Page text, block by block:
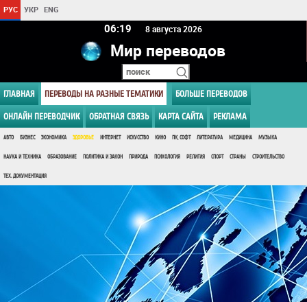
РУС УКР ENG
06 19 8 августа 2026
Мир переводов
ГЛАВНАЯ ПЕРЕВОДЫ НА РАЗНЫЕ ТЕМАТИКИ БОЛЬШЕ ПЕРЕВОДОВ
ОНЛАЙН ПЕРЕВОДЧИК ОБРАТНАЯ СВЯЗЬ КАРТА САЙТА РЕКЛАМА
АВТО БИЗНЕС ЭКОНОМИКА ЗДОРОВЬЕ ИНТЕРНЕТ ИСКУССТВО КИНО ПК, СОФТ ЛИТЕРАТУРА МЕДИЦИНА МУЗЫКА
НАУКА И ТЕХНИКА ОБРАЗОВАНИЕ ПОЛИТИКА И ЗАКОН ПРИРОДА ПСИХОЛОГИЯ РЕЛИГИЯ СПОРТ СТРАНЫ СТРОИТЕЛЬСТВО
ТЕХ. ДОКУМЕНТАЦИЯ